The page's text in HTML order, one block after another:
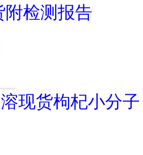
检测报告
现货枸杞小分子